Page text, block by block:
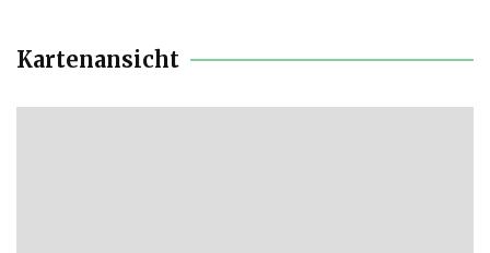
Kartenansicht